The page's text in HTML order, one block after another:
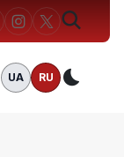
UA RU